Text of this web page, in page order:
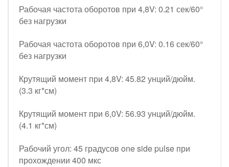
Рабочая частота оборотов при 4,8V: 0.21 сек/60°
без нагрузки
Рабочая частота оборотов при 6,0V: 0.16 сек/60°
без нагрузки
Крутящий момент при 4,8V: 45.82 унций/дюйм.
(3.3 кг*см)
Крутящий момент при 6,0V: 56.93 унций/дюйм.
(4.1 кг*см)
Рабочий угол: 45 градусов one side pulse при
прохождении 400 мкс